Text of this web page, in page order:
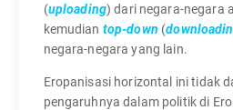
(uploading) dari negara-negara
kemudian top-down (
negara-negara yang lain.
Eropanisasi horizontal ini tidak
pengaruhnya dalam politik di